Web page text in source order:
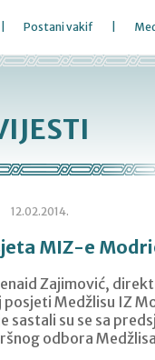
Postani vakif
12.02.2014.
MIZ-e
Zajimović,
Medžlisu IZ
su se sa
odbora